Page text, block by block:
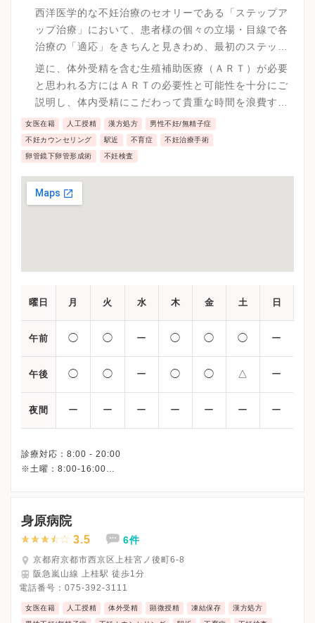
西洋医学的な不妊治療のセオリーである「ステップア
ップ治療」において、患者様の個々の立場・目線で各
治療の「適応」をきちんと見きわめ、最初のステップ
である「タイミング療法・人工授精」で妊娠できる
（＝体内受精できる）可能性がある場合には真摯に
「体内受精」を目指そう、というのが基本スタンスで
逆に、体外受精を含む生殖補助医療（ＡＲＴ）が必要
と思われる方にはＡＲＴの必要性と可能性を十分にご
説明し、体内受精にこだわって貴重な時間を浪費する
ことなく、早期に納得の上で良質のＡＲＴに移行でき
るようサポートすることも、体内受精を専門とする不
妊治療病院の役割と考えます。
女医在籍 人工授精 漢方処方 男性不妊/無精子症
不妊カウンセリング 駅近 不育症 不妊治療手術
卵管鏡下卵管形成術 不妊検査
曜日 月 火 水 木 金 土 日
午前 ◯ ◯ ー ◯ ◯ ◯ ー
午後 ◯ ◯ ー ◯ ◯ △ ー
夜間 ー ー ー ー ー ー ー
診療対応：8:00 - 20:00
※土曜：8:00-16:00
身原病院
3.5 6件
京都府京都市西京区上桂宮ノ後町6-8
阪急嵐山線 上桂駅 徒歩1分
電話番号： 075-392-3111
女医在籍 人工授精 体外受精 顕微授精 凍結保存 漢方処方